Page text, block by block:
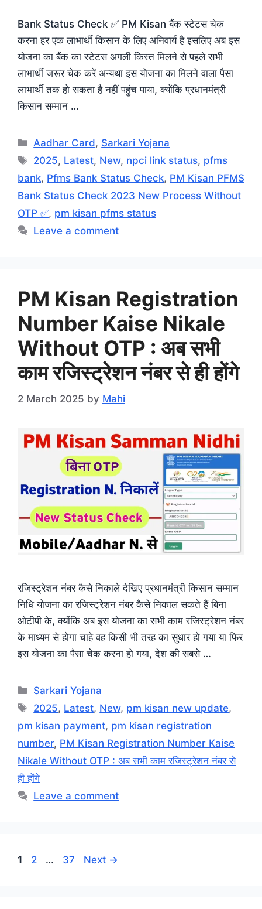
Bank Status Check ✅ PM Kisan बैंक स्टेटस चेक
करना हर एक लाभार्थी किसान के लिए अनिवार्य है इसलिए अब इस
योजना का बैंक का स्टेटस अगली किस्त मिलने से पहले सभी
लाभार्थी जरूर चेक करें अन्यथा इस योजना का मिलने वाला पैसा
लाभार्थी तक हो सकता है नहीं पहुंच पाया, क्योंकि प्रधानमंत्री
किसान सम्मान …
Categories
Aadhar Card, Sarkari Yojana
Tags
2025, Latest, New, npci link status, pfms
bank, Pfms Bank Status Check, PM Kisan PFMS
Bank Status Check 2023 New Process Without
OTP ✅, pm kisan pfms status
Leave a comment
PM Kisan Registration
Number Kaise Nikale
Without OTP : अब सभी
काम रजिस्ट्रेशन नंबर से ही होंगे
2 March 2025 by Mahi
रजिस्ट्रेशन नंबर कैसे निकाले देखिए प्रधानमंत्री किसान सम्मान
निधि योजना का रजिस्ट्रेशन नंबर कैसे निकाल सकते हैं बिना
ओटीपी के, क्योंकि अब इस योजना का सभी काम रजिस्ट्रेशन नंबर
के माध्यम से होगा चाहे वह किसी भी तरह का सुधार हो गया या फिर
इस योजना का पैसा चेक करना हो गया, देश की सबसे …
Categories
Sarkari Yojana
Tags
2025, Latest, New, pm kisan new update,
pm kisan payment, pm kisan registration
number, PM Kisan Registration Number Kaise
Nikale Without OTP : अब सभी काम रजिस्ट्रेशन नंबर से
ही होंगे
Leave a comment
Page
1 Page
2 … Page
37 Next →